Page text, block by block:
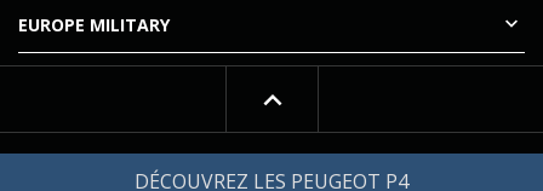
EUROPE MILITARY

© 2026 - EUROPEMILITARY.COM